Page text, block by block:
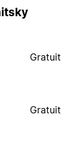
Gratuit
Gratuit